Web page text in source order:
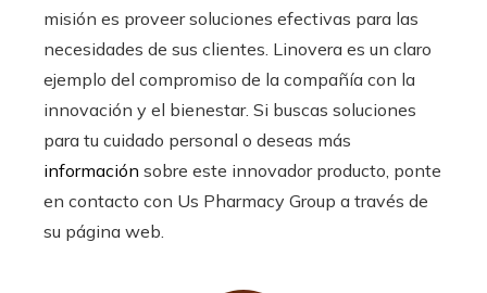
misión es proveer soluciones efectivas para las
necesidades de sus clientes. Linovera es un claro
ejemplo del compromiso de la compañía con la
innovación y el bienestar. Si buscas soluciones
para tu cuidado personal o deseas más
información sobre este innovador producto, ponte
en contacto con Us Pharmacy Group a través de
su página web.